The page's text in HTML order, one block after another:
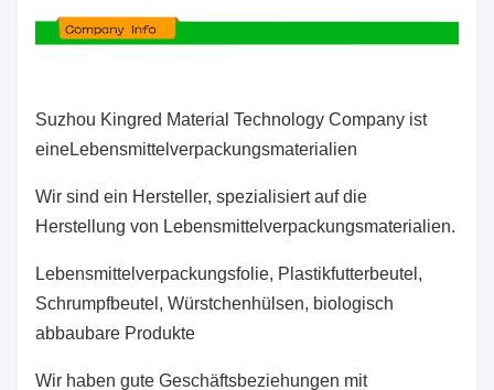
Suzhou Kingred Material Technology Company ist
eineLebensmittelverpackungsmaterialien
Wir sind ein Hersteller, spezialisiert auf die
Herstellung von Lebensmittelverpackungsmaterialien.
Lebensmittelverpackungsfolie, Plastikfutterbeutel,
Schrumpfbeutel, Würstchenhülsen, biologisch
abbaubare Produkte
Wir haben gute Geschäftsbeziehungen mit